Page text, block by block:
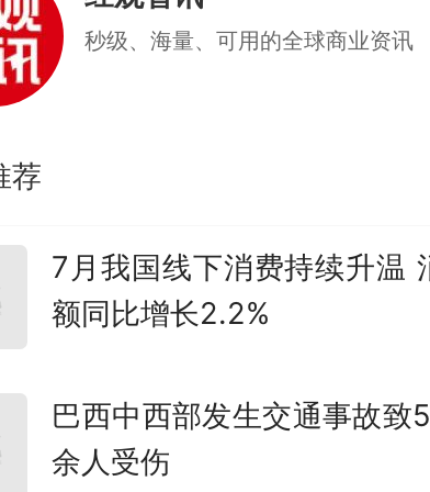
秒级、海量、可用的全球商业资讯
荐
7月我国线下消费持续升温
额同比增长2.2%
巴西中西部发生交通事故致
余人受伤